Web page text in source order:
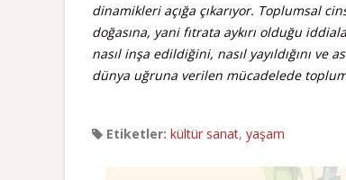
dinamikleri açığa çıkarıyor. Toplumsal
doğasına, yani fıtrata aykırı olduğu
nasıl inşa edildiğini, nasıl yayıldığını
dünya uğruna verilen mücadelede
Etiketler: kültür sanat, yaşam